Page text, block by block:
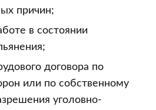
причин;
в состоянии
договора по
или по собственному
уголовно-